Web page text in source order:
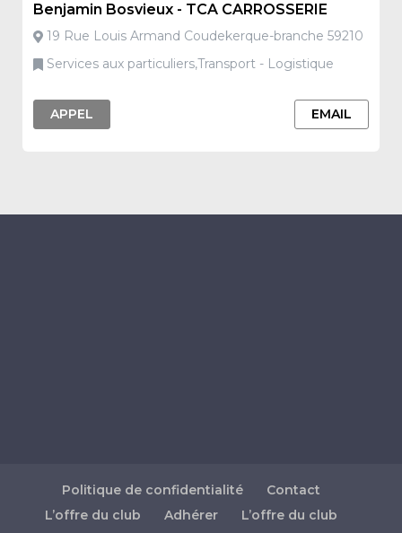
Benjamin Bosvieux - TCA CARROSSERIE
19 Rue Louis Armand Coudekerque-branche 59210
Services aux particuliers,Transport - Logistique
APPEL EMAIL
Politique de confidentialité
Contact
L’offre du club
Adhérer
L’offre du club